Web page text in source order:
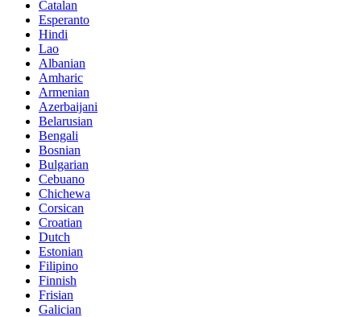
Catalan
Esperanto
Hindi
Lao
Albanian
Amharic
Armenian
Azerbaijani
Belarusian
Bengali
Bosnian
Bulgarian
Cebuano
Chichewa
Corsican
Croatian
Dutch
Estonian
Filipino
Finnish
Frisian
Galician